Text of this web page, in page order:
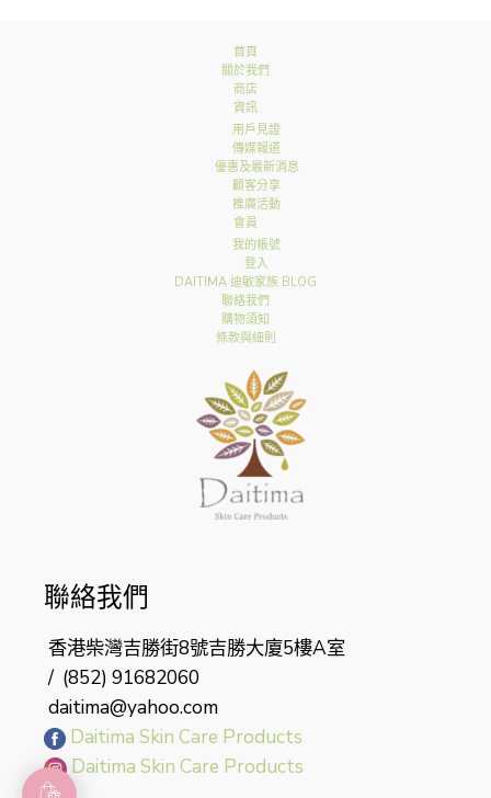
首頁
關於我們
商店
資訊
用戶見證
傳媒報道
優惠及最新消息
顧客分享
推廣活動
會員
我的帳號
登入
DAITIMA 迪敏家族 BLOG
聯絡我們
購物須知
條款與細則
聯絡我們
香港柴灣吉勝街8號吉勝大廈5樓A室
/ (852) 91682060
daitima@yahoo.com
Daitima Skin Care Products
Daitima Skin Care Products